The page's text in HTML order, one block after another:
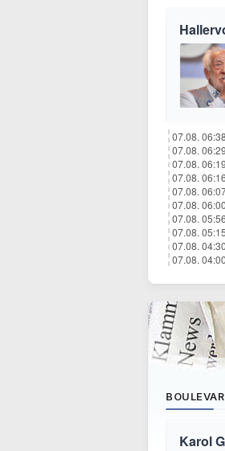
07.08.
07.08.
07.08.
07.08.
07.08.
07.08.
07.08.
07.08.
07.08.
07.08.
Karol